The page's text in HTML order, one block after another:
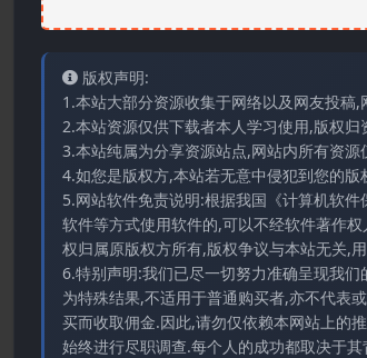
版权声明:
1.本站大部分资源收集于网络以及网友投稿,
2.本站资源仅供下载者本人学习使用,版权
3.本站纯属为分享资源站点,网站内所有资
4.如您是版权方,本站若无意中侵犯到您的
5.网站软件免责说明:根据我国《计算机软
软件等方式使用软件的,可以不经软件著作
权归属原版权方所有,版权争议与本站无关,
6.特别声明:我们已尽一切努力准确呈现我
为特殊结果,不适用于普通购买者,亦不代表
买而收取佣金.因此,请勿仅依赖本网站上的
始终进行尽职调查.每个人的成功都取决于